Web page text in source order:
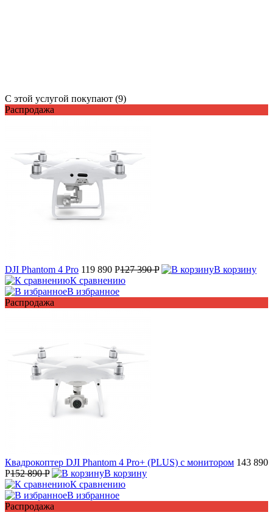
С этой услугой покупают (9)
Распродажа
DJI Phantom 4 Pro 119 890 P127 390 P
В корзину
К сравнению
В избранное
Распродажа
Квадрокоптер DJI Phantom 4 Pro+ (PLUS) с монитором 143 890
P152 890 P
В корзину
К сравнению
В избранное
Распродажа